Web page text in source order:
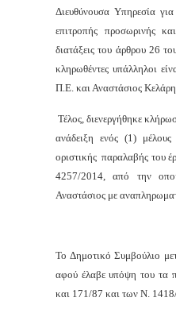
Διευθύνουσα Υπηρεσία
επιτροπής προσωρινής
διατάξεις του άρθρου 26
κληρωθέντες υπάλληλοι
Π.Ε. και Αναστάσιος
Τέλος, διενεργήθηκε
ανάδειξη ενός (1)
οριστικής παραλαβής του
4257/2014, από την
Αναστάσιος με
Το Δημοτικό Συμβούλιο
αφού έλαβε υπόψη του τα
και 171/87 και των Ν.